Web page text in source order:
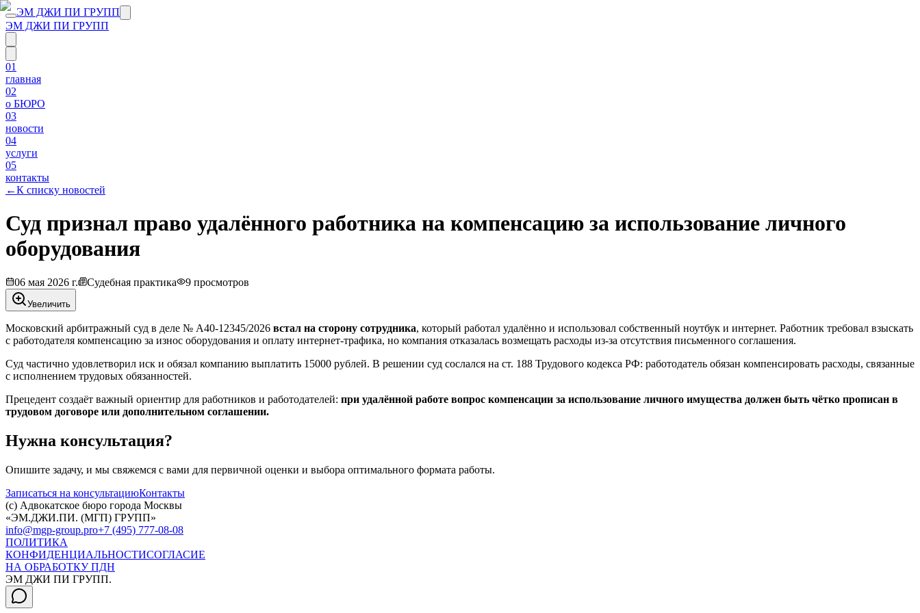
ЭМ ДЖИ ПИ ГРУПП
ЭМ ДЖИ ПИ ГРУПП
01
главная
02
о БЮРО
03
новости
04
услуги
05
контакты
←К списку новостей
Суд признал право удалённого работника на компенсацию за использование личного
оборудования
06 мая 2026 г. Судебная практика 9 просмотров
Увеличить
Московский арбитражный суд в деле № А40‑12345/2026 встал на сторону сотрудника, который работал удалённо и использовал собственный ноутбук и интернет. Работник требовал взыскать
с работодателя компенсацию за износ оборудования и оплату интернет‑трафика, но компания отказалась возмещать расходы из‑за отсутствия письменного соглашения.
Суд частично удовлетворил иск и обязал компанию выплатить 15000 рублей. В решении суд сослался на ст. 188 Трудового кодекса РФ: работодатель обязан компенсировать расходы, связанные
с исполнением трудовых обязанностей.
Прецедент создаёт важный ориентир для работников и работодателей: при удалённой работе вопрос компенсации за использование личного имущества должен быть чётко прописан в
трудовом договоре или дополнительном соглашении.
Нужна консультация?
Опишите задачу, и мы свяжемся с вами для первичной оценки и выбора оптимального формата работы.
Записаться на консультациюКонтакты
(c) Адвокатское бюро города Москвы
«ЭМ.ДЖИ.ПИ. (МГП) ГРУПП»
info@mgp-group.pro+7 (495) 777-08-08
ПОЛИТИКА
КОНФИДЕНЦИАЛЬНОСТИСОГЛАСИЕ
НА ОБРАБОТКУ ПДН
ЭМ ДЖИ ПИ ГРУПП.